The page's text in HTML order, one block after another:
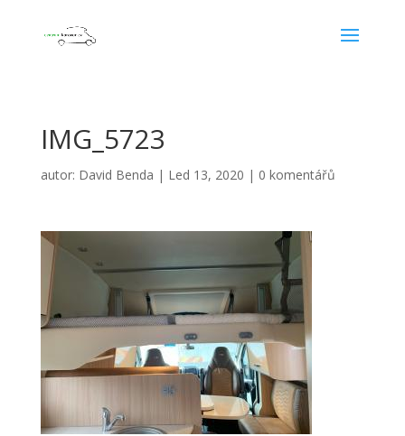
IMG_5723
autor: David Benda | Led 13, 2020 | 0 komentářů